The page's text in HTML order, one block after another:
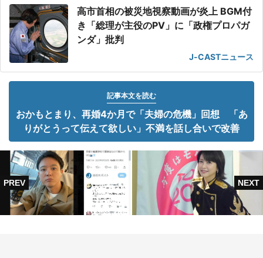
高市首相の被災地視察動画が炎上 BGM付
き「総理が主役のPV」に「政権プロパガ
ンダ」批判
J-CASTニュース
記事本文を読む
おかもとまり、再婚4か月で「夫婦の危機」回想 「あ
りがとうって伝えて欲しい」不満を話し合いで改善